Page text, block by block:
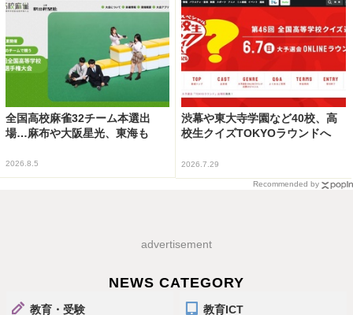
全国高校麻雀32チーム本選出
場…麻布や大阪星光、東海も
2026.8.5
渋幕や東大寺学園など40校、高
校生クイズTOKYOラウンドへ
2026.7.29
Recommended by
advertisement
NEWS CATEGORY
教育・受験 教育ICT